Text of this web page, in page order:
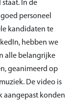
In de
personeel
kandidaten te
hebben we
alle belangrijke
geanimeerd op
De video is
aangepast konden